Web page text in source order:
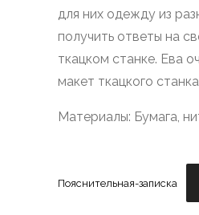
Ева
для них одежду из
получить ответы на
ткацком станке. Ева
макет ткацкого
Материалы: Бумага,
Пояснительная-записка